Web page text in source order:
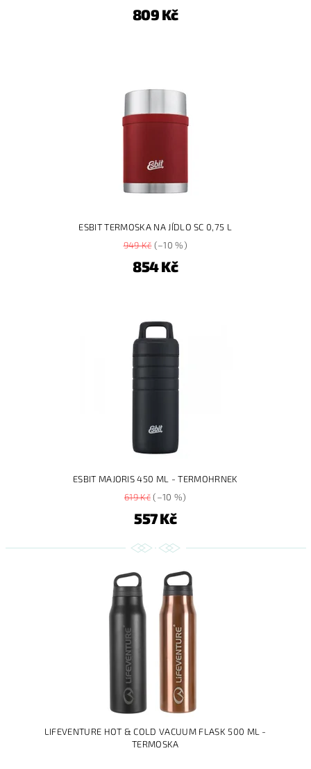
809 Kč
ESBIT TERMOSKA NA JÍDLO SC 0,75 L
949 Kč(–10 %)
854 Kč
ESBIT MAJORIS 450 ML - TERMOHRNEK
619 Kč(–10 %)
557 Kč
LIFEVENTURE HOT & COLD VACUUM FLASK 500 ML -
TERMOSKA